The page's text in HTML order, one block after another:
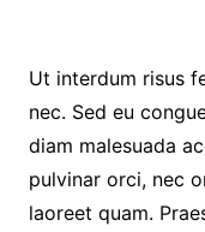
Ut interdum risus
nec. Sed eu
diam malesuada
pulvinar orci, nec
laoreet quam.